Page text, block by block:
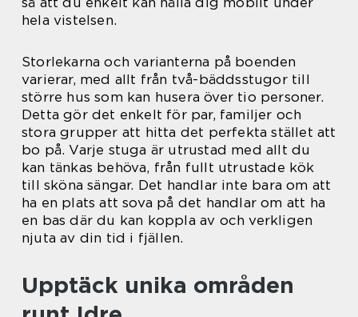
hela vistelsen.
Storlekarna och varianterna på boenden
varierar, med allt från två-bäddsstugor till
större hus som kan husera över tio personer.
Detta gör det enkelt för par, familjer och
stora grupper att hitta det perfekta stället att
bo på. Varje stuga är utrustad med allt du
kan tänkas behöva, från fullt utrustade kök
till sköna sängar. Det handlar inte bara om att
ha en plats att sova på det handlar om att ha
en bas där du kan koppla av och verkligen
njuta av din tid i fjällen.
Upptäck unika områden